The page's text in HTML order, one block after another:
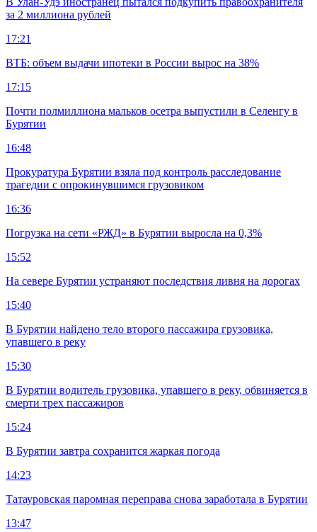
за 2 миллиона рублей
17:21
ВТБ: объем выдачи ипотеки в России вырос на 38%
17:15
Почти полмиллиона мальков осетра выпустили в Селенгу в
Бурятии
16:48
Прокуратура Бурятии взяла под контроль расследование
трагедии с опрокинувшимся грузовиком
16:36
Погрузка на сети «РЖД» в Бурятии выросла на 0,3%
15:52
На севере Бурятии устраняют последствия ливня на дорогах
15:40
В Бурятии найдено тело второго пассажира грузовика,
упавшего в реку
15:30
В Бурятии водитель грузовика, упавшего в реку, обвиняется в
смерти трех пассажиров
15:24
В Бурятии завтра сохранится жаркая погода
14:23
Татауровская паромная переправа снова заработала в Бурятии
13:47